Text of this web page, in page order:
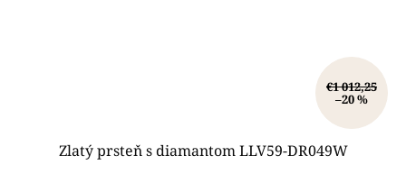
€1 012,25
–20 %
Zlatý prsteň s diamantom LLV59-DR049W